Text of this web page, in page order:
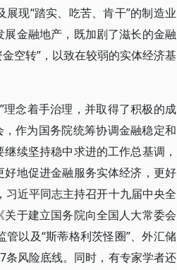
现“踏实、吃苦、肯干”的制造业
金融地产，既加剧了滋长的金融
空转”，以致在较弱的实体经济基
念着手治理，并取得了积极的成
作为国务院统筹协调金融稳定和
续坚持稳中求进的工作总基调，
地促进金融服务实体经济，更好
近平同志主持召开十九届中央全
于建立国务院向全国人大常委会
以及“斯蒂格利茨怪圈”、外汇储
风险底线。同时，有专家学者还